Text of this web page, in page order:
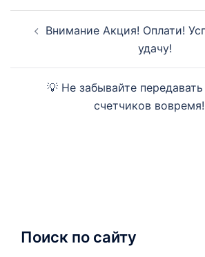
Внимание Акция! Оплати!
удачу!
💡 Не забывайте
счетчиков вовремя!
Поиск по сайту